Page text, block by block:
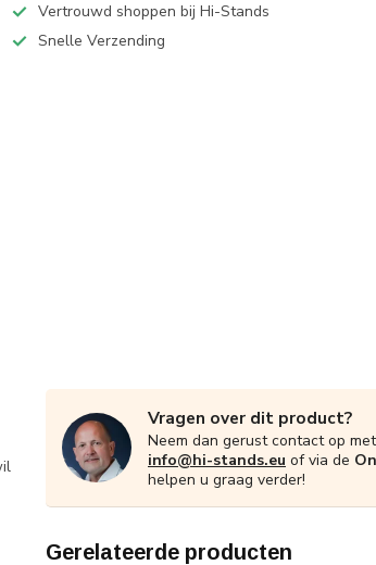
Vertrouwd shoppen bij Hi-Stands
Snelle Verzending
Vragen over dit product?
Neem dan gerust contact op
info@hi-stands.eu of via de
helpen u graag verder!
Gerelateerde producten